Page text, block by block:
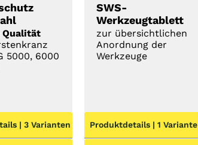
Qualität
5000, 6000
| 3 Varianten
SWS-
Werkzeugtablett
zur übersichtlichen
Anordnung der
Werkzeuge
Produktdetails | 1 Variante